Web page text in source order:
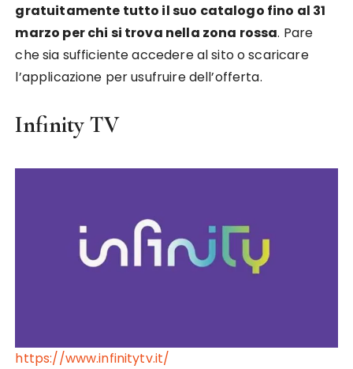
gratuitamente tutto il suo catalogo fino al 31
marzo per chi si trova nella zona rossa. Pare
che sia sufficiente accedere al sito o scaricare
l’applicazione per usufruire dell’offerta.
Infinity TV
https://www.infinitytv.it/